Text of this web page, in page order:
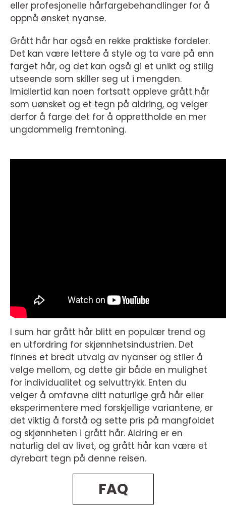
eller profesjonelle hårfargebehandlinger for å
oppnå ønsket nyanse.
Grått hår har også en rekke praktiske fordeler.
Det kan være lettere å style og ta vare på enn
farget hår, og det kan også gi et unikt og stilig
utseende som skiller seg ut i mengden.
Imidlertid kan noen fortsatt oppleve grått hår
som uønsket og et tegn på aldring, og velger
derfor å farge det for å opprettholde en mer
ungdommelig fremtoning.
I sum har grått hår blitt en populær trend og
en utfordring for skjønnhetsindustrien. Det
finnes et bredt utvalg av nyanser og stiler å
velge mellom, og dette gir både en mulighet
for individualitet og selvuttrykk. Enten du
velger å omfavne ditt naturlige grå hår eller
eksperimentere med forskjellige variantene, er
det viktig å forstå og sette pris på mangfoldet
og skjønnheten i grått hår. Aldring er en
naturlig del av livet, og grått hår kan være et
dyrebart tegn på denne reisen.
FAQ